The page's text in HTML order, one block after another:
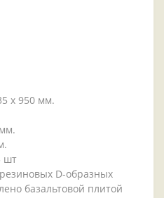
x 950 мм.
шт
D-образных
базальтовой плитой